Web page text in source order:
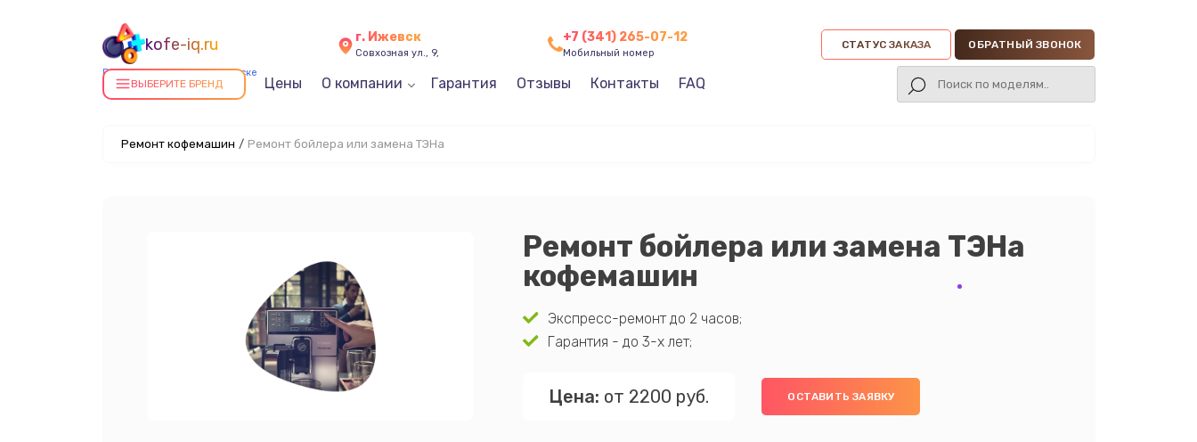
kofe-iq.ru
Ремонт кофемашин в Ижевске
г. Ижевск
Совхозная ул., 9,
+7 (341) 265-07-12
Мобильный номер
СТАТУС ЗАКАЗА ОБРАТНЫЙ ЗВОНОК
ВЫБЕРИТЕ БРЕНД Цены О компании Гарантия Отзывы Контакты FAQ
Ремонт кофемашин / Ремонт бойлера или замена ТЭНа
Ремонт бойлера или замена ТЭНа
кофемашин
Экспресс-ремонт до 2 часов;
Гарантия - до 3-х лет;
Цена: от 2200 руб. ОСТАВИТЬ ЗАЯВКУ